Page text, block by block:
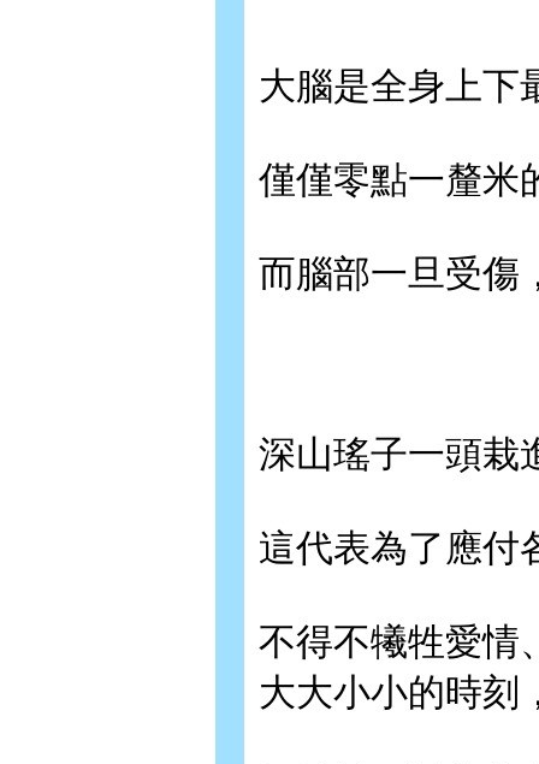
大腦是全身上下
僅僅零點一釐米
而腦部一旦受傷
深山瑤子一頭栽
這代表為了應付
不得不犧牲愛情
大大小小的時刻